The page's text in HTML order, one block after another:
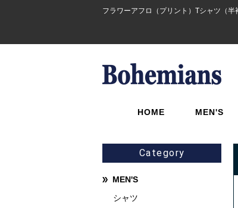
フラワーアフロ（プリント）Tシャツ（
HOME MEN'S
Category
MEN'S
シャツ